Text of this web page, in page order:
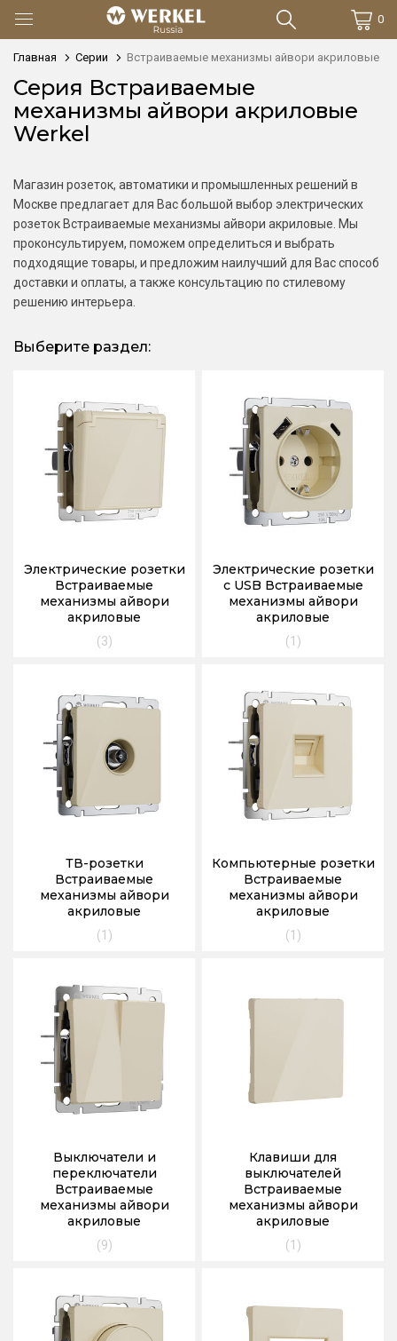
0
Главная Серии Встраиваемые механизмы айвори акриловые
Серия Встраиваемые
механизмы айвори акриловые
Werkel
Магазин розеток, автоматики и промышленных решений в
Москве предлагает для Вас большой выбор электрических
розеток Встраиваемые механизмы айвори акриловые. Мы
проконсультируем, поможем определиться и выбрать
подходящие товары, и предложим наилучший для Вас способ
доставки и оплаты, а также консультацию по стилевому
решению интерьера.
Выберите раздел:
Электрические розетки
Встраиваемые
механизмы айвори
акриловые
(3)
Электрические розетки
с USB Встраиваемые
механизмы айвори
акриловые
(1)
ТВ-розетки
Встраиваемые
механизмы айвори
акриловые
(1)
Компьютерные розетки
Встраиваемые
механизмы айвори
акриловые
(1)
Выключатели и
переключатели
Встраиваемые
механизмы айвори
акриловые
(9)
Клавиши для
выключателей
Встраиваемые
механизмы айвори
акриловые
(1)